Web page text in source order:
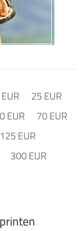
25 EUR
EUR
70 EUR
125 EUR
300 EUR